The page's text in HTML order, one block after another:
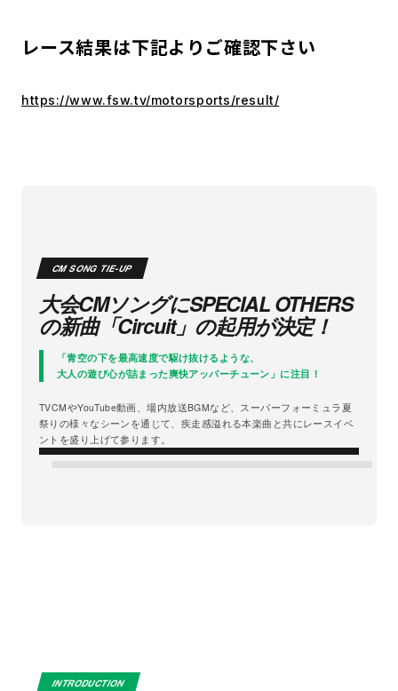
レース結果は下記よりご確認下さい
https://www.fsw.tv/motorsports/result/
CM SONG TIE-UP
大会CMソングにSPECIAL OTHERS
の新曲「Circuit」の起用が決定！
「青空の下を最高速度で駆け抜けるような、
大人の遊び心が詰まった爽快アッパーチューン」に注目！
TVCMやYouTube動画、場内放送BGMなど、スーパーフォーミュラ夏
祭りの様々なシーンを通じて、疾走感溢れる本楽曲と共にレースイベ
ントを盛り上げて参ります。
INTRODUCTION